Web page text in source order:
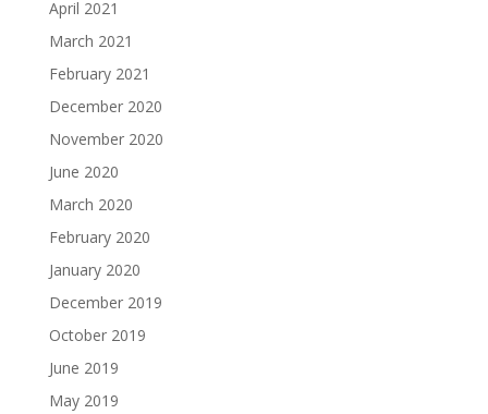
April 2021
March 2021
February 2021
December 2020
November 2020
June 2020
March 2020
February 2020
January 2020
December 2019
October 2019
June 2019
May 2019